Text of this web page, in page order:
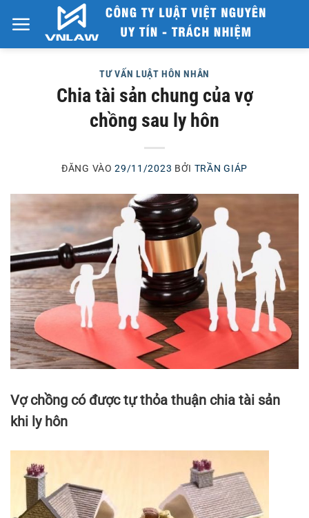
qua
nội
TƯ VẤN LUẬT HÔN NHÂN
Chia tài sản chung của vợ
chồng sau ly hôn
ĐĂNG VÀO29/11/2023 BỞI TRẦN GIÁP
Vợ chồng có được tự thỏa thuận chia tài sản
khi ly hôn